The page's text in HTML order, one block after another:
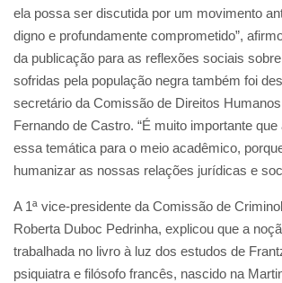
ela possa ser discutida por um movimento
digno e profundamente comprometido”,
da publicação para as reflexões sociais
sofridas pela população negra também foi
secretário da Comissão de Direitos
Fernando de Castro. “É muito importante que
essa temática para o meio acadêmico,
humanizar as nossas relações jurídicas e
A 1ª vice-presidente da Comissão de
Roberta Duboc Pedrinha, explicou que a
trabalhada no livro à luz dos estudos de
psiquiatra e filósofo francês, nascido na